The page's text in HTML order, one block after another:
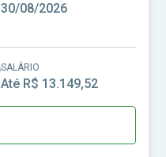
30/08/2026
SALÁRIO
Até R$ 13.149,52